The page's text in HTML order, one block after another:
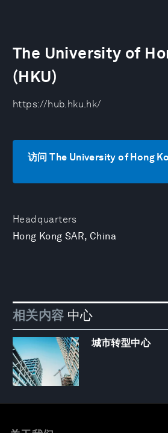
Headquarters
Hong Kong SAR, China
The University of
(HKU)
https://hub.hku.hk/
访问 The University of Hong
相关内容 中心
城市转型中心